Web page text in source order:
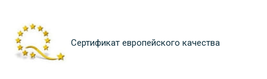
Сертификат европейского качества